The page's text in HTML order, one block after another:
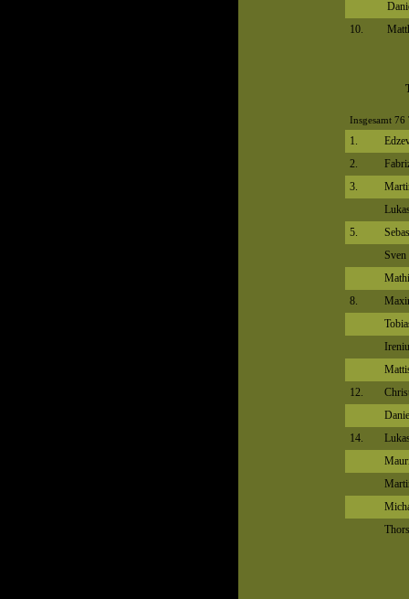
10.
Insgesamt
1.
2.
3.
5.
8.
12.
14.